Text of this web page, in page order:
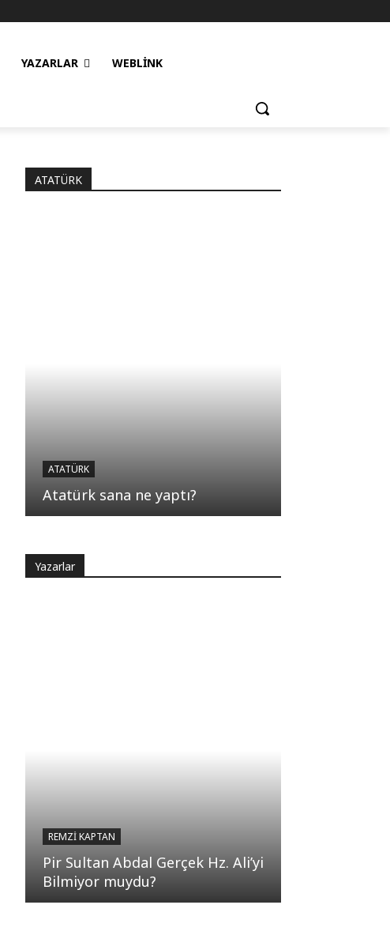
YAZARLAR WEBLINK
ATATÜRK
ATATÜRK
Atatürk sana ne yaptı?
Yazarlar
REMZI KAPTAN
Pir Sultan Abdal Gerçek Hz. Ali’yi
Bilmiyor muydu?